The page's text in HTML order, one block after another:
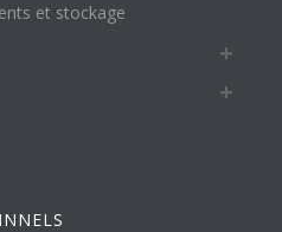
et stockage